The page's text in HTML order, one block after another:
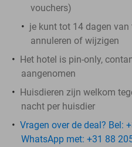
vouchers)
je kunt tot 14 dagen
annuleren of wijzigen
Het hotel is pin-only,
aangenomen
Huisdieren zijn welkom
nacht per huisdier
Vragen over de deal? Bel:
WhatsApp met: +31 88